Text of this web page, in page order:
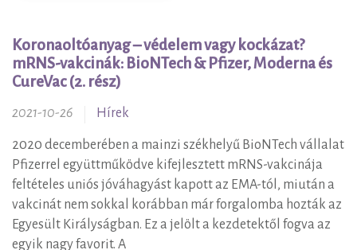
Koronaoltóanyag – védelem vagy kockázat?
mRNS-vakcinák: BioNTech & Pfizer, Moderna és
CureVac (2. rész)
2021-10-26 Hírek
2020 decemberében a mainzi székhelyű BioNTech vállalat
Pfizerrel együttműködve kifejlesztett mRNS-vakcinája
feltételes uniós jóváhagyást kapott az EMA-tól, miután a
vakcinát nem sokkal korábban már forgalomba hozták az
Egyesült Királyságban. Ez a jelölt a kezdetektől fogva az
egyik nagy favorit. A